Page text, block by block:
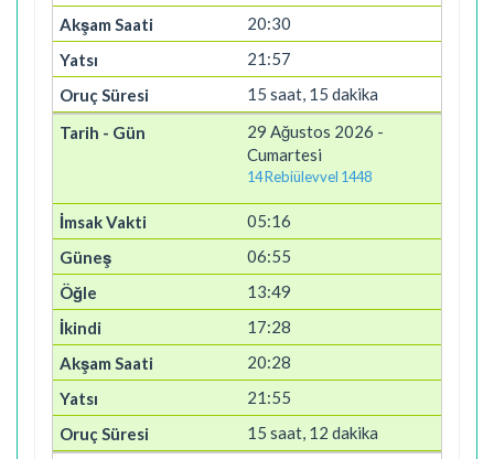
20:30
21:57
15 saat, 15 dakika
29 Ağustos 2026 -
Cumartesi
14 Rebiülevvel 1448
05:16
06:55
13:49
17:28
20:28
21:55
15 saat, 12 dakika